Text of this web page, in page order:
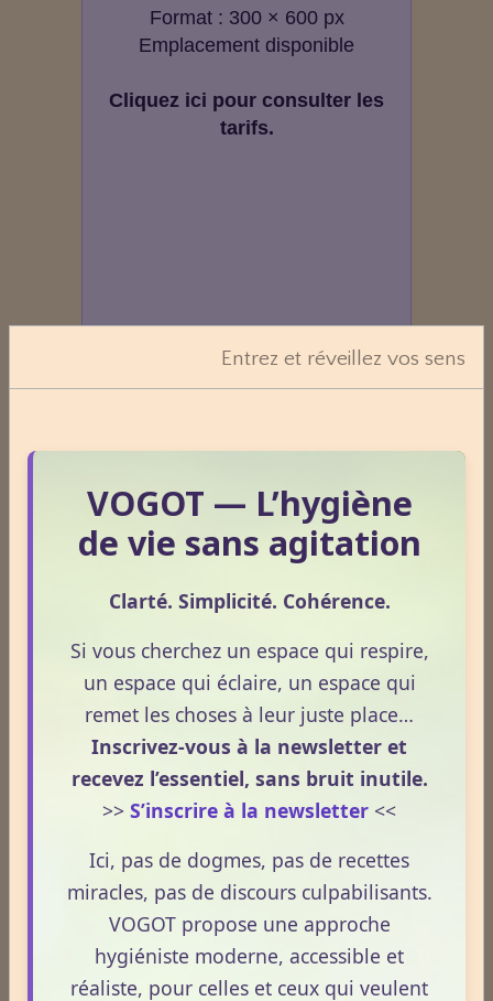
Format : 300 × 600 px
Emplacement disponible
Cliquez ici pour consulter les
tarifs.
Dossiers
Le Frêne commun
Le Sens des Maux
Le monde Merveilleux du Thé
Odeurs corporelles et transpiration.
Entrez et réveillez vos sens
VOGOT — L’hygiène
de vie sans agitation
Clarté. Simplicité. Cohérence.
Si vous cherchez un espace qui respire,
un espace qui éclaire, un espace qui
remet les choses à leur juste place…
Inscrivez-vous à la newsletter et
recevez l’essentiel, sans bruit inutile.
>> S’inscrire à la newsletter <<
Ici, pas de dogmes, pas de recettes
miracles, pas de discours culpabilisants.
VOGOT propose une approche
hygiéniste moderne, accessible et
réaliste, pour celles et ceux qui veulent